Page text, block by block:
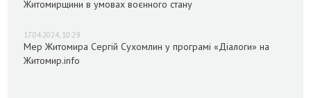
Житомирщини в умовах воєнного стану
17.04.2024, 10:29
Мер Житомира Сергій Сухомлин у програмі «Діалоги» на
Житомир.info